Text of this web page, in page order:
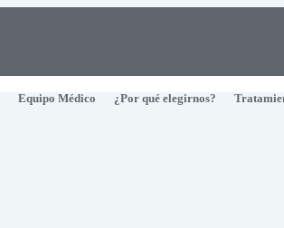
Equipo Médico ¿Por qué elegirnos?